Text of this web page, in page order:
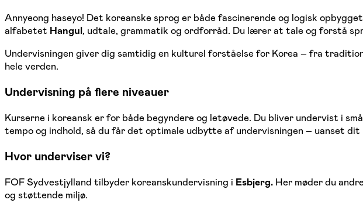
Annyeong haseyo! Det koreanske sprog er både fascinerende og logisk
alfabetet Hangul, udtale, grammatik og ordforråd. Du lærer at tale og forstå
Undervisningen giver dig samtidig en kulturel forståelse for Korea – fra
hele verden.
Undervisning på flere niveauer
Kurserne i koreansk er for både begyndere og letøvede. Du bliver undervist i
tempo og indhold, så du får det optimale udbytte af undervisningen – uanset dit
Hvor underviser vi?
FOF Sydvestjylland tilbyder koreanskundervisning i Esbjerg. Her møder du
og støttende miljø.